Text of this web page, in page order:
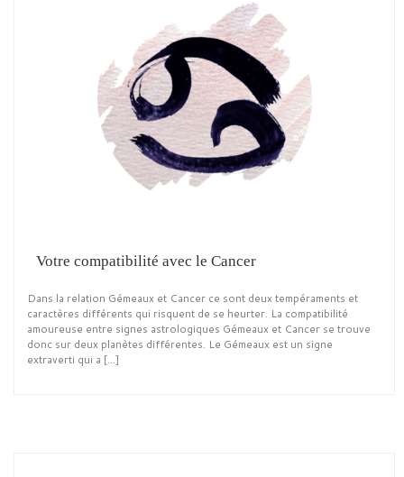
Votre compatibilité avec le Cancer
Dans la relation Gémeaux et Cancer ce sont deux tempéraments et
caractères différents qui risquent de se heurter. La compatibilité
amoureuse entre signes astrologiques Gémeaux et Cancer se trouve
donc sur deux planètes différentes. Le Gémeaux est un signe
extraverti qui a […]